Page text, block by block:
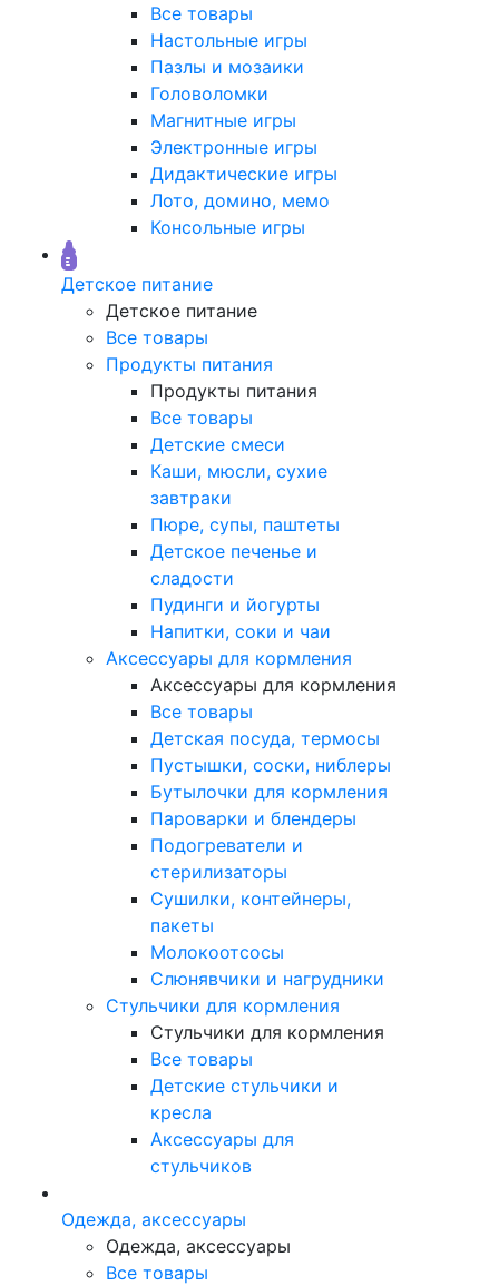
Все товары
Настольные игры
Пазлы и мозаики
Головоломки
Магнитные игры
Электронные игры
Дидактические игры
Лото, домино, мемо
Консольные игры
Детское питание
Детское питание
Все товары
Продукты питания
Продукты питания
Все товары
Детские смеси
Каши, мюсли, сухие
завтраки
Пюре, супы, паштеты
Детское печенье и
сладости
Пудинги и йогурты
Напитки, соки и чаи
Аксессуары для кормления
Аксессуары для кормления
Все товары
Детская посуда, термосы
Пустышки, соски, ниблеры
Бутылочки для кормления
Пароварки и блендеры
Подогреватели и
стерилизаторы
Сушилки, контейнеры,
пакеты
Молокоотсосы
Слюнявчики и нагрудники
Стульчики для кормления
Стульчики для кормления
Все товары
Детские стульчики и
кресла
Аксессуары для
стульчиков
Одежда, аксессуары
Одежда, аксессуары
Все товары